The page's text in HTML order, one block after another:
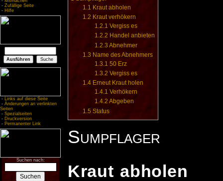
- Zufällige Seite
- Hilfe
- Links auf diese Seite
- Änderungen an verlinkten
Seiten
- Spezialseiten
- Druckversion
- Permanenter Link
Suchen nach:
1.1 Kraut abholen
1.2 Kraut verhökern
1.2.1 Vergiss es
1.2.2 Handel anbieten
1.2.3 Abnehmer
1.3 Name des Abnehmers
1.3.1 50 Erz
1.3.2 Vergiss es
1.4 Erneut Kraut holen
1.4.1 Verhökern
1.4.2 Abgeben
1.5 Status
Sumpflager
Kraut abholen